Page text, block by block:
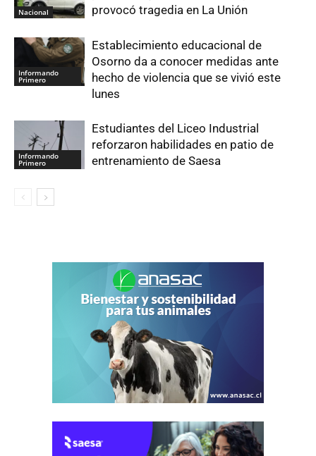
Nacional
provocó tragedia en La Unión
Informando
Primero
Establecimiento educacional de
Osorno da a conocer medidas ante
hecho de violencia que se vivió este
lunes
Informando
Primero
Estudiantes del Liceo Industrial
reforzaron habilidades en patio de
entrenamiento de Saesa